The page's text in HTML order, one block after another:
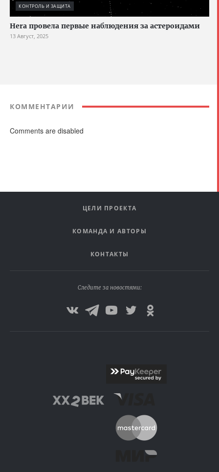
КОНТРОЛЬ И ЗАЩИТА
Hera провела первые наблюдения за астероидами
13 Август, 2025
КОММЕНТАРИИ
Comments are disabled
ЦЕЛИ ПРОЕКТА
КОМАНДА И АВТОРЫ
КОНТАКТЫ
Следите за новостями: